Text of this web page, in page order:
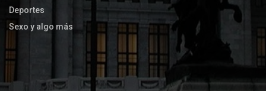
Deportes
Sexo y algo más